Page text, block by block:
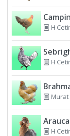
H
H
Murat
H